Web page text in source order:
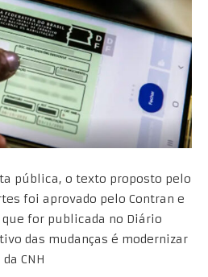
pública, o texto proposto pelo
foi aprovado pelo Contran e
for publicada no Diário
das mudanças é modernizar
CNH